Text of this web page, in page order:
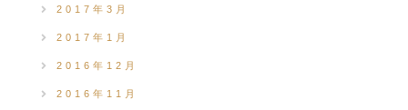
2017年3月
2017年1月
2016年12月
2016年11月